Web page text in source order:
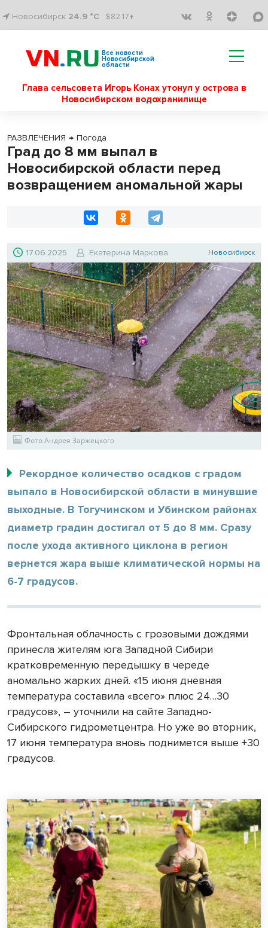
Новосибирск 24.9 °C $82.17↑
Все новости
Новосибирской
области
Глава сельсовета Игорь Конах утонул у острова в
Новосибирском водохранилище
РАЗВЛЕЧЕНИЯ → Погода
Град до 8 мм выпал в
Новосибирской области перед
возвращением аномальной жары
17.06.2025 Екатерина Маркова Новосибирск
Фото Андрея Заржецкого
Рекордное количество осадков с градом
выпало в Новосибирской области в минувшие
выходные. В Тогучинском и Убинском районах
диаметр градин достигал от 5 до 8 мм. Сразу
после ухода активного циклона в регион
вернется жара выше климатической нормы на
6-7 градусов.
Фронтальная облачность с грозовыми дождями
принесла жителям юга Западной Сибири
кратковременную передышку в череде
аномально жарких дней. «15 июня дневная
температура составила «всего» плюс 24…30
градусов», – уточнили на сайте Западно-
Сибирского гидрометцентра. Но уже во вторник,
17 июня температура вновь поднимется выше +30
градусов.